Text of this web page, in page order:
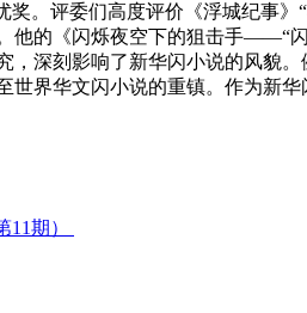
。评委们高度评价《浮城纪事
的《闪烁夜空下的狙击手——“闪
深刻影响了新华闪小说的风貌
华文闪小说的重镇。作为新华
11期）